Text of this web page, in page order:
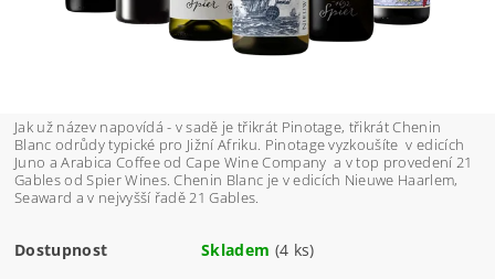
Jak už název napovídá - v sadě je třikrát Pinotage, třikrát Chenin
Blanc odrůdy typické pro Jižní Afriku. Pinotage vyzkoušíte v edicích
Juno a Arabica Coffee od Cape Wine Company a v top provedení 21
Gables od Spier Wines. Chenin Blanc je v edicích Nieuwe Haarlem,
Seaward a v nejvyšší řadě 21 Gables.
Dostupnost Skladem (4 ks)